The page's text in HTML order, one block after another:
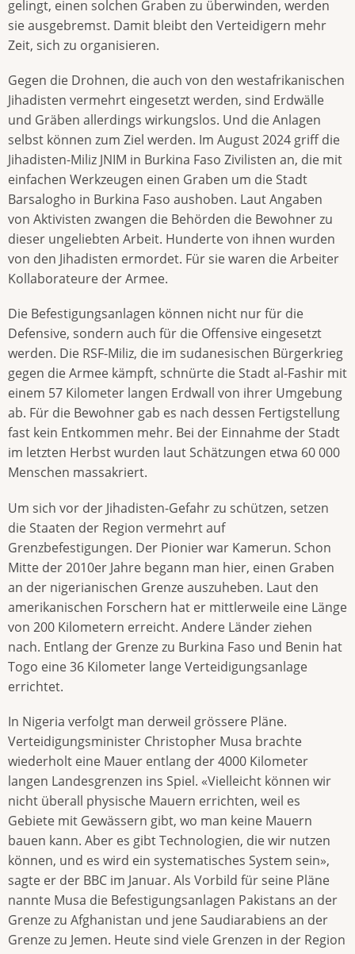
gelingt, einen solchen Graben zu überwinden, werden
sie ausgebremst. Damit bleibt den Verteidigern mehr
Zeit, sich zu organisieren.
Gegen die Drohnen, die auch von den westafrikanischen
Jihadisten vermehrt eingesetzt werden, sind Erdwälle
und Gräben allerdings wirkungslos. Und die Anlagen
selbst können zum Ziel werden. Im August 2024 griff die
Jihadisten-Miliz JNIM in Burkina Faso Zivilisten an, die mit
einfachen Werkzeugen einen Graben um die Stadt
Barsalogho in Burkina Faso aushoben. Laut Angaben
von Aktivisten zwangen die Behörden die Bewohner zu
dieser ungeliebten Arbeit. Hunderte von ihnen wurden
von den Jihadisten ermordet. Für sie waren die Arbeiter
Kollaborateure der Armee.
Die Befestigungsanlagen können nicht nur für die
Defensive, sondern auch für die Offensive eingesetzt
werden. Die RSF-Miliz, die im sudanesischen Bürgerkrieg
gegen die Armee kämpft, schnürte die Stadt al-Fashir mit
einem 57 Kilometer langen Erdwall von ihrer Umgebung
ab. Für die Bewohner gab es nach dessen Fertigstellung
fast kein Entkommen mehr. Bei der Einnahme der Stadt
im letzten Herbst wurden laut Schätzungen etwa 60 000
Menschen massakriert.
Um sich vor der Jihadisten-Gefahr zu schützen, setzen
die Staaten der Region vermehrt auf
Grenzbefestigungen. Der Pionier war Kamerun. Schon
Mitte der 2010er Jahre begann man hier, einen Graben
an der nigerianischen Grenze auszuheben. Laut den
amerikanischen Forschern hat er mittlerweile eine Länge
von 200 Kilometern erreicht. Andere Länder ziehen
nach. Entlang der Grenze zu Burkina Faso und Benin hat
Togo eine 36 Kilometer lange Verteidigungsanlage
errichtet.
In Nigeria verfolgt man derweil grössere Pläne.
Verteidigungsminister Christopher Musa brachte
wiederholt eine Mauer entlang der 4000 Kilometer
langen Landesgrenzen ins Spiel. «Vielleicht können wir
nicht überall physische Mauern errichten, weil es
Gebiete mit Gewässern gibt, wo man keine Mauern
bauen kann. Aber es gibt Technologien, die wir nutzen
können, und es wird ein systematisches System sein»,
sagte er der BBC im Januar. Als Vorbild für seine Pläne
nannte Musa die Befestigungsanlagen Pakistans an der
Grenze zu Afghanistan und jene Saudiarabiens an der
Grenze zu Jemen. Heute sind viele Grenzen in der Region